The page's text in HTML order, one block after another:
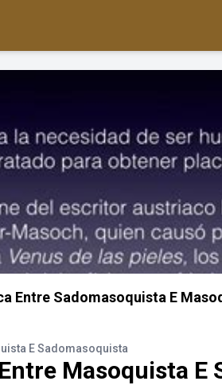
Entre Sadomasoquista E
E Sadomasoquista
Masoquista E